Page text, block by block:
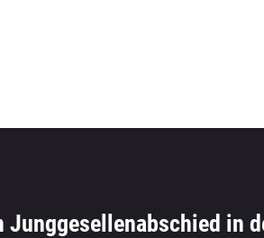
Junggesellenabschied in